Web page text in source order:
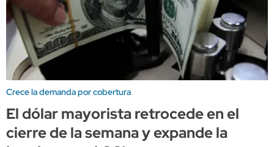
Crece la demanda por cobertura
El dólar mayorista retrocede en el
cierre de la semana y expande la